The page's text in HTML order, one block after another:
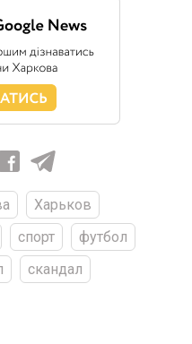
Харьков
спорт
футбол
скандал